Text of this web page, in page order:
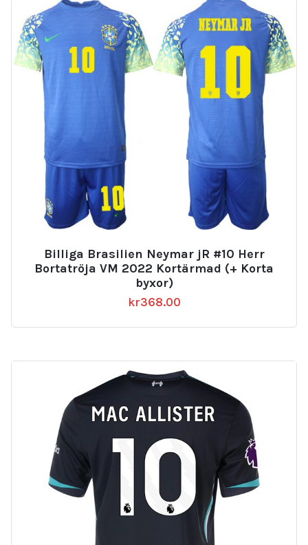
Billiga Brasilien Neymar jR #10 Herr
Bortatröja VM 2022 Kortärmad (+ Korta
byxor)
kr368.00